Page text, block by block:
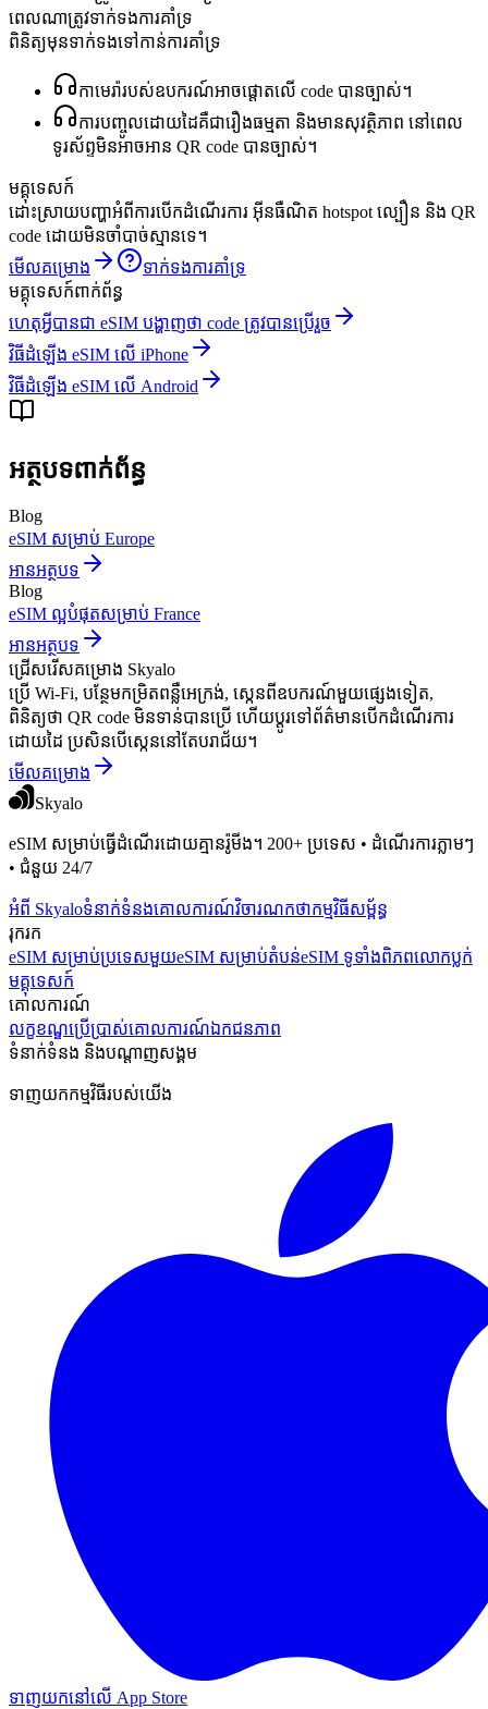
ពេលណាត្រូវទាក់ទងការគាំទ្រ
ពិនិត្យមុនទាក់ទងទៅកាន់ការគាំទ្រ
កាមេរ៉ារបស់ឧបករណ៍អាចផ្ដោតលើ code បានច្បាស់។
ការបញ្ចូលដោយដៃគឺជារឿងធម្មតា និងមានសុវត្ថិភាព នៅពេល
ទូរស័ព្ទមិនអាចអាន QR code បានច្បាស់។
មគ្គុទេសក៍
ដោះស្រាយបញ្ហាអំពីការបើកដំណើរការ អ៊ីនធឺណិត hotspot ល្បឿន និង QR
code ដោយមិនចាំបាច់ស្មានទេ។
មើលគម្រោង
ទាក់ទងការគាំទ្រ
មគ្គុទេសក៍ពាក់ព័ន្ធ
ហេតុអ្វីបានជា eSIM បង្ហាញថា code ត្រូវបានប្រើរួច
វិធីដំឡើង eSIM លើ iPhone
វិធីដំឡើង eSIM លើ Android
អត្ថបទពាក់ព័ន្ធ
Blog
eSIM សម្រាប់ Europe
អានអត្ថបទ
Blog
eSIM ល្អបំផុតសម្រាប់ France
អានអត្ថបទ
ជ្រើសរើសគម្រោង Skyalo
ប្រើ Wi-Fi, បន្ថែមកម្រិតពន្លឺអេក្រង់, ស្កេនពីឧបករណ៍មួយផ្សេងទៀត,
ពិនិត្យថា QR code មិនទាន់បានប្រើ ហើយប្តូរទៅព័ត៌មានបើកដំណើរការ
ដោយដៃ ប្រសិនបើស្កេននៅតែបរាជ័យ។
មើលគម្រោង
Skyalo
eSIM សម្រាប់ធ្វើដំណើរដោយគ្មានរ៉ូមីង។ 200+ ប្រទេស • ដំណើរការភ្លាមៗ
• ជំនួយ 24/7
អំពី Skyaloទំនាក់ទំនងគោលការណ៍វិចារណកថាកម្មវិធីសម្ព័ន្ធ
រុករក
eSIM សម្រាប់ប្រទេសមួយeSIM សម្រាប់តំបន់eSIM ទូទាំងពិភពលោកប្លក់
មគ្គុទេសក៍
គោលការណ៍
លក្ខខណ្ឌប្រើប្រាស់គោលការណ៍ឯកជនភាព
ទំនាក់ទំនង និងបណ្ដាញសង្គម
ទាញយកកម្មវិធីរបស់យើង
ទាញយកនៅលើ App Store